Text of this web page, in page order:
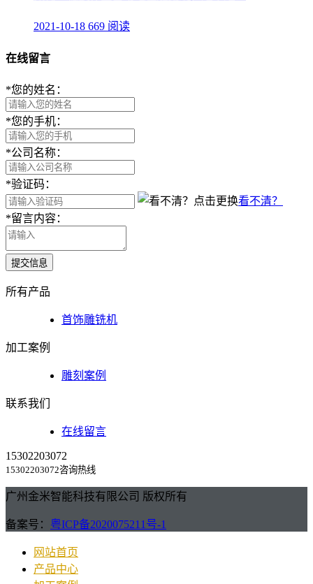
2021-10-18 669 阅读
在线留言
*您的姓名：
*您的手机：
*公司名称：
*验证码：
看不清？
*留言内容：
提交信息
所有产品
首饰雕铣机
加工案例
雕刻案例
联系我们
在线留言
15302203072
15302203072咨询热线
广州金米智能科技有限公司 版权所有
备案号： 粤ICP备2020075211号-1
网站首页
产品中心